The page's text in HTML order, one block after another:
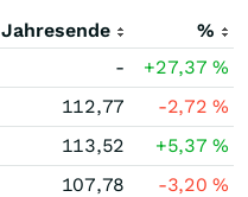
Jahresende
%
- +27,37%
112,77 -2,72%
113,52 +5,37%
107,78 -3,20%